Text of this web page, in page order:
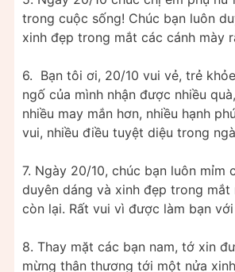
trong cuộc sống! Chúc bạn luôn
xinh đẹp trong mắt các cánh mày
6. Bạn tôi ơi, 20/10 vui vẻ, trẻ
ngố của mình nhận được nhiều
nhiều may mắn hơn, nhiều hạnh
vui, nhiều điều tuyệt diệu trong
7. Ngày 20/10, chúc bạn luôn mỉm
duyên dáng và xinh đẹp trong
còn lại. Rất vui vì được làm bạn với
8. Thay mặt các bạn nam, tớ xin
mừng thân thương tới một nửa